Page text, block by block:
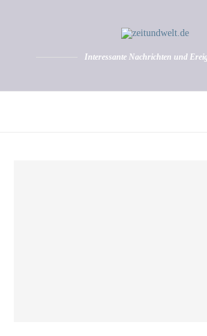
Interessante Nachrichten und